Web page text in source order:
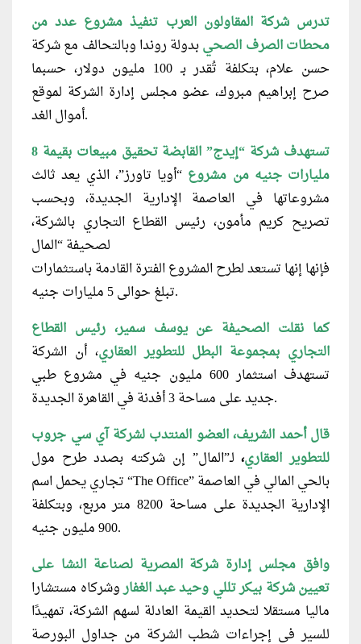
تدرس شركة المقاولون العرب تنفيذ مشروع عدد من
محطات الصرف الصحيبدولة روندا وبالتحالف مع شركة
حسن علام، بتكلفة تُقدر بـ 100 مليون دولار، حسبما
صرح إبراهيم مبروك، عضو مجلس إدارة الشركة لموقع
أموال الغد.
تستهدف شركة “إيدج” القابضة تحقيق مبيعات بقيمة 8
مليارات جنيه من مشروع “أويا تاورز”، الذي يعد ثالث
مشروعاتها في العاصمة الإدارية الجديدة، وبحسب
تصريح كريم مأمون، رئيس القطاع التجاري بالشركة،
لصحيفة “المال
فإنها إنها تستعد لطرح المشروع الفترة القادمة باستثمارات
تبلغ حوالى 5 مليارات جنيه.
كما نقلت الصحيفة عن يوسف سمير، رئيس القطاع
التجاري بمجموعة البطل للتطوير العقاري، أن الشركة
تستهدف استثمار 600 مليون جنيه في مشروع طبي
جديد على مساحة 3 أفدنة في القاهرة الجديدة.
قال أحمد الشريف، العضو المنتدب لشركة آي سي جروب
للتطوير العقاري،لـ”المال” إن شركته بصدد طرح مول
تجاري يحمل اسم “The Office” بالحي المالي في العاصمة
الإدارية الجديدة على مساحة 8200 متر مربع، وبتكلفة
900 مليون جنيه.
وافق مجلس إدارة شركة المصرية لصناعة النشا على
تعيين شركة بيكر تللي وحيد عبد الغفاروشركاه مستشارا
ماليا مستقلا لتحديد القيمة العادلة لسهم الشركة، تمهيدًا
للسير في إجراءات شطب الشركة من جداول البورصة